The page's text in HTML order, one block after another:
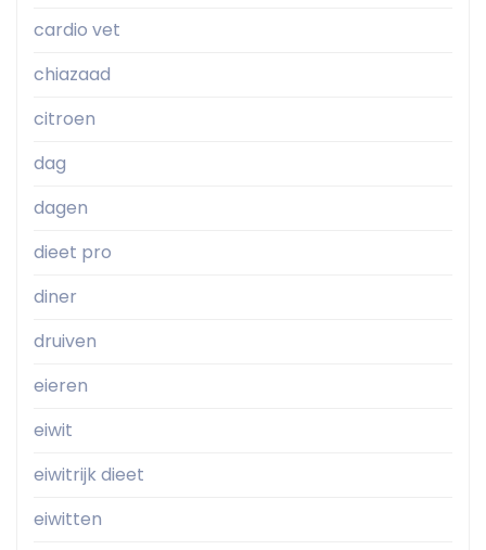
cardio vet
chiazaad
citroen
dag
dagen
dieet pro
diner
druiven
eieren
eiwit
eiwitrijk dieet
eiwitten